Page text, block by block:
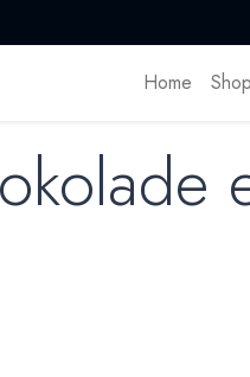
Home Shop